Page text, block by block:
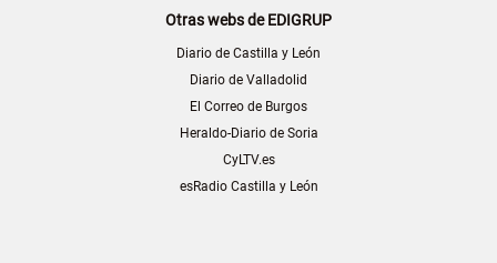
Otras webs de EDIGRUP
Diario de Castilla y León
Diario de Valladolid
El Correo de Burgos
Heraldo-Diario de Soria
CyLTV.es
esRadio Castilla y León